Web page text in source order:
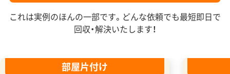
これは実例のほんの一部です。どんな依頼でも最短即日で
回収・解決いたします！
部屋片付け